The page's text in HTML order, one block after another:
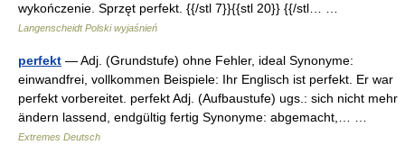
wykończenie. Sprzęt perfekt. {{/stl 7}}{{stl 20}} {{/stl… …
Langenscheidt Polski wyjaśnień
perfekt — Adj. (Grundstufe) ohne Fehler, ideal Synonyme:
einwandfrei, vollkommen Beispiele: Ihr Englisch ist perfekt. Er war
perfekt vorbereitet. perfekt Adj. (Aufbaustufe) ugs.: sich nicht mehr
ändern lassend, endgültig fertig Synonyme: abgemacht,… …
Extremes Deutsch